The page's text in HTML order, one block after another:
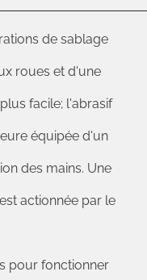
de sablage
roues et d'une
facile; l'abrasif
équipée d'un
des mains. Une
actionnée par le
pour fonctionner